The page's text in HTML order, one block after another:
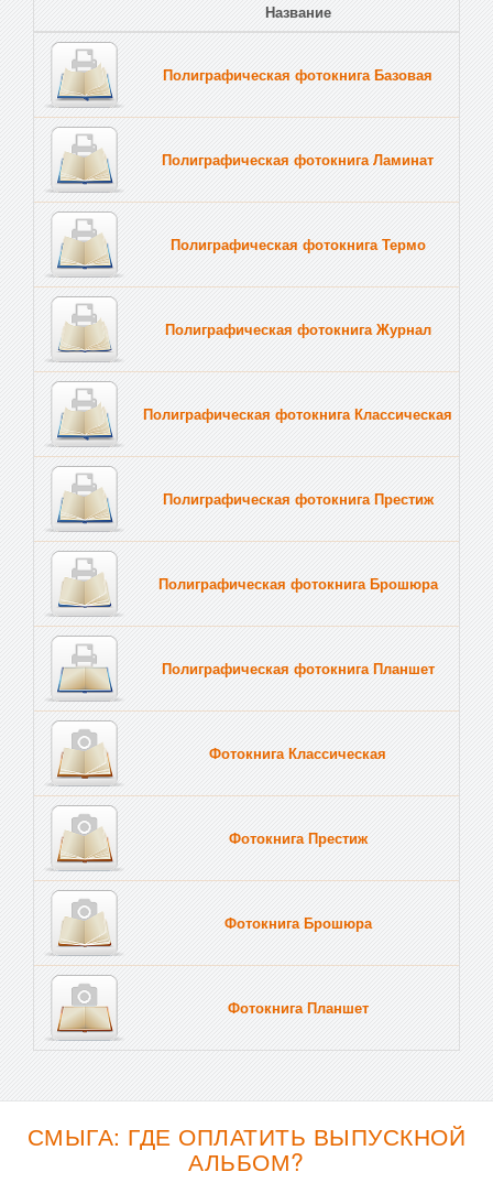
Название
Полиграфическая фотокнига Базовая
Полиграфическая фотокнига Ламинат
Полиграфическая фотокнига Термо
Полиграфическая фотокнига Журнал
Полиграфическая фотокнига Классическая
Полиграфическая фотокнига Престиж
Полиграфическая фотокнига Брошюра
Полиграфическая фотокнига Планшет
Фотокнига Классическая
Фотокнига Престиж
Фотокнига Брошюра
Фотокнига Планшет
СМЫГА: ГДЕ ОПЛАТИТЬ ВЫПУСКНОЙ
АЛЬБОМ?